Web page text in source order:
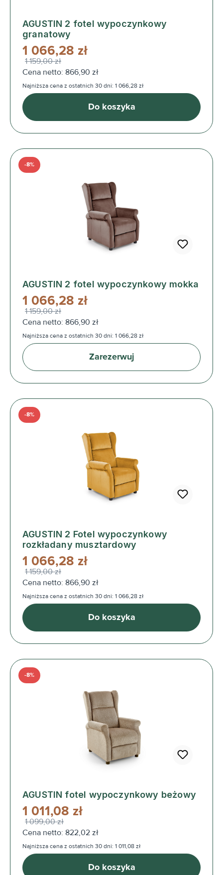
AGUSTIN 2 fotel wypoczynkowy
granatowy
1 066,28 zł
1 159,00 zł
Cena netto: 866,90 zł
Najniższa cena z ostatnich 30 dni: 1 066,28 zł
Do koszyka
AGUSTIN 2 fotel wypoczynkowy mokka
-8%
1 066,28 zł
1 159,00 zł
Cena netto: 866,90 zł
Najniższa cena z ostatnich 30 dni: 1 066,28 zł
Zarezerwuj
AGUSTIN 2 Fotel wypoczynkowy
rozkładany musztardowy
-8%
1 066,28 zł
1 159,00 zł
Cena netto: 866,90 zł
Najniższa cena z ostatnich 30 dni: 1 066,28 zł
Do koszyka
AGUSTIN fotel wypoczynkowy beżowy
-8%
1 011,08 zł
1 099,00 zł
Cena netto: 822,02 zł
Najniższa cena z ostatnich 30 dni: 1 011,08 zł
Do koszyka